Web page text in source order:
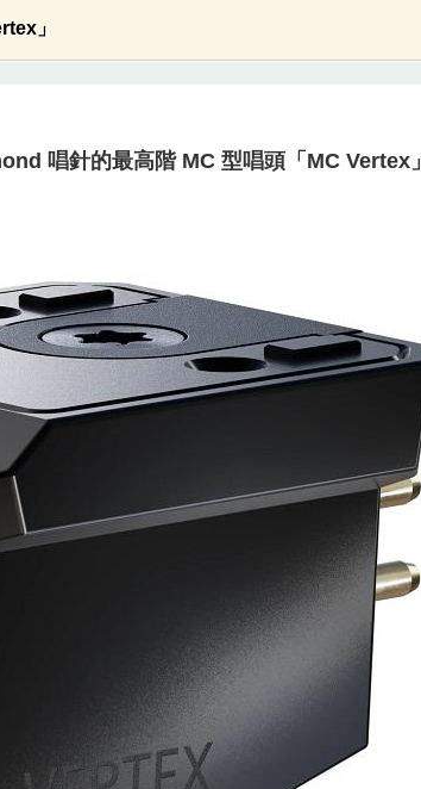
」
唱針的最高階 MC 型唱頭「MC Vertex」